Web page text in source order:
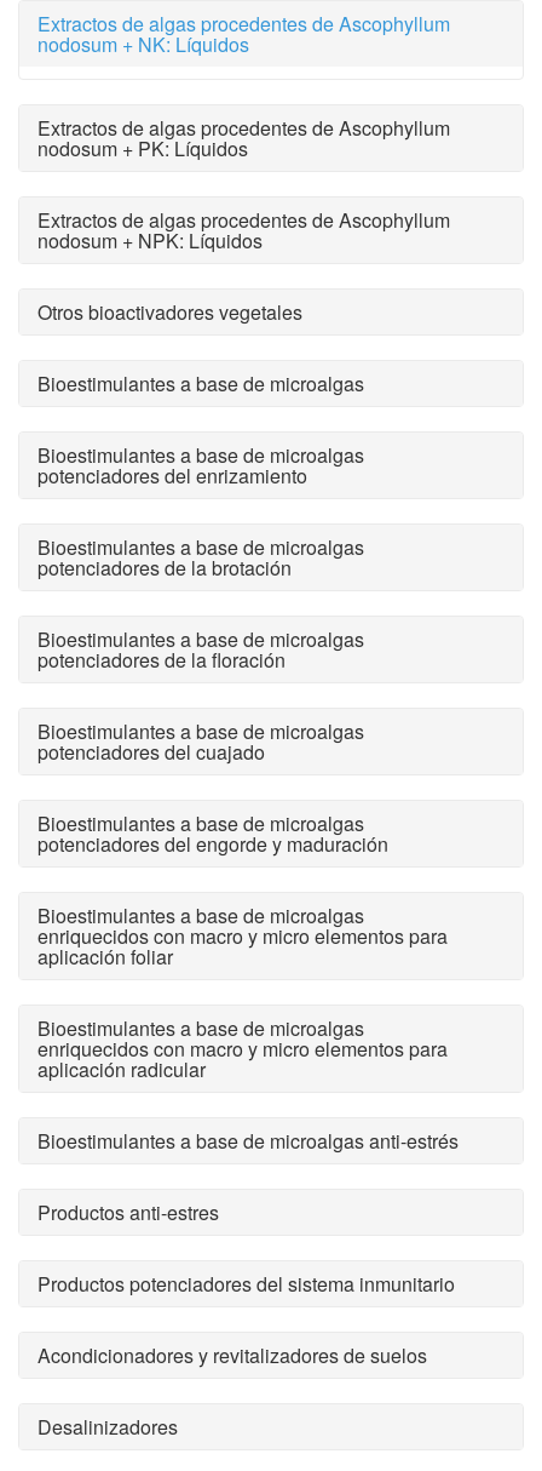
Extractos de algas procedentes de Ascophyllum
nodosum + NK: Líquidos
Extractos de algas procedentes de Ascophyllum
nodosum + PK: Líquidos
Extractos de algas procedentes de Ascophyllum
nodosum + NPK: Líquidos
Otros bioactivadores vegetales
Bioestimulantes a base de microalgas
Bioestimulantes a base de microalgas
potenciadores del enrizamiento
Bioestimulantes a base de microalgas
potenciadores de la brotación
Bioestimulantes a base de microalgas
potenciadores de la floración
Bioestimulantes a base de microalgas
potenciadores del cuajado
Bioestimulantes a base de microalgas
potenciadores del engorde y maduración
Bioestimulantes a base de microalgas
enriquecidos con macro y micro elementos para
aplicación foliar
Bioestimulantes a base de microalgas
enriquecidos con macro y micro elementos para
aplicación radicular
Bioestimulantes a base de microalgas anti-estrés
Productos anti-estres
Productos potenciadores del sistema inmunitario
Acondicionadores y revitalizadores de suelos
Desalinizadores